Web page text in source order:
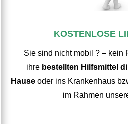
KOSTENLOSE
Sie sind nicht mobil ? – kein
ihre bestellten Hilfsmittel
Hause oder ins Krankenhaus
im Rahmen